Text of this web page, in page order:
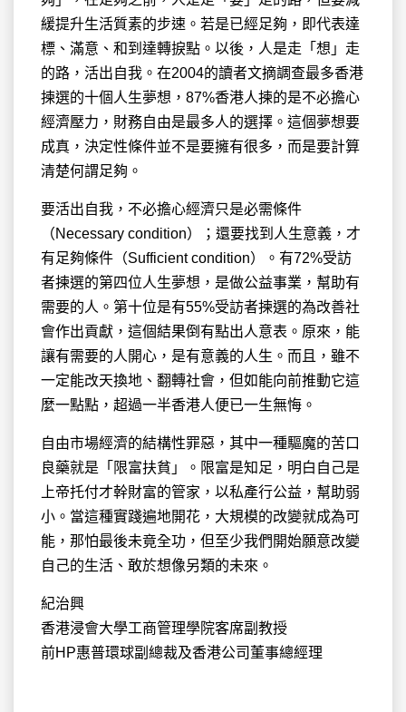
緩提升生活質素的步速。若是已經足夠，即代表達
標、滿意、和到達轉捩點。以後，人是走「想」走
的路，活出自我。在2004的讀者文摘調查最多香港
揀選的十個人生夢想，87%香港人揀的是不必擔心
經濟壓力，財務自由是最多人的選擇。這個夢想要
成真，決定性條件並不是要擁有很多，而是要計算
清楚何謂足夠。
要活出自我，不必擔心經濟只是必需條件
（Necessary condition）；還要找到人生意義，才
有足夠條件（Sufficient condition）。有72%受訪
者揀選的第四位人生夢想，是做公益事業，幫助有
需要的人。第十位是有55%受訪者揀選的為改善社
會作出貢獻，這個結果倒有點出人意表。原來，能
讓有需要的人開心，是有意義的人生。而且，雖不
一定能改天換地、翻轉社會，但如能向前推動它這
麼一點點，超過一半香港人便已一生無悔。
自由市場經濟的結構性罪惡，其中一種驅魔的苦口
良藥就是「限富扶貧」。限富是知足，明白自己是
上帝托付才幹財富的管家，以私產行公益，幫助弱
小。當這種實踐遍地開花，大規模的改變就成為可
能，那怕最後未竟全功，但至少我們開始願意改變
自己的生活、敢於想像另類的未來。
紀治興
香港浸會大學工商管理學院客席副教授
前HP惠普環球副總裁及香港公司董事總經理